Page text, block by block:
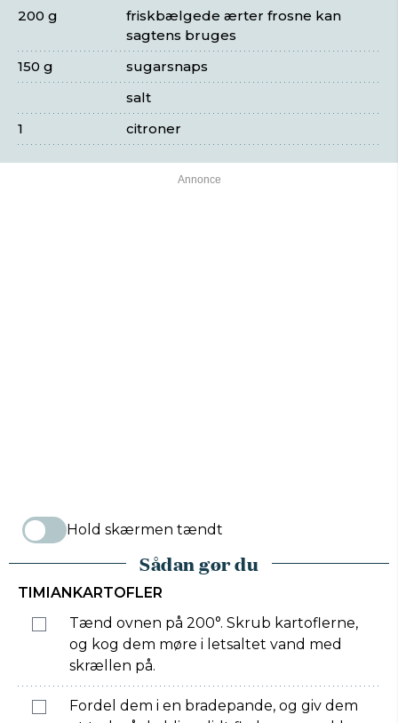
friskbælgede ærter frosne kan
sagtens bruges
200 g
sugarsnaps
150 g
salt
citroner
1
Hold skærmen tændt
Sådan gør du
TIMIANKARTOFLER
Tænd ovnen på 200°. Skrub kartoflerne,
og kog dem møre i letsaltet vand med
skrællen på.
Fordel dem i en bradepande, og giv dem